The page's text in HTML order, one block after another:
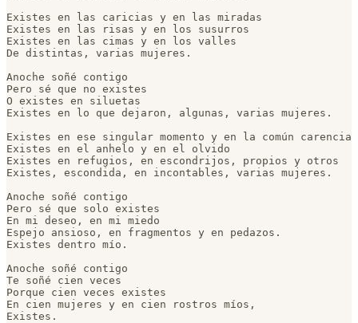
Existes en las caricias y en las miradas
Existes en las risas y en los susurros
Existes en las cimas y en los valles
De distintas, varias mujeres.
Anoche soñé contigo
Pero sé que no existes
O existes en siluetas
Existes en lo que dejaron, algunas, varias mujeres.
Existes en ese singular momento y en la común carencia
Existes en el anhelo y en el olvido
Existes en refugios, en escondrijos, propios y otros
Existes, escondida, en incontables, varias mujeres.
Anoche soñé contigo
Pero sé que solo existes
En mi deseo, en mi miedo
Espejo ansioso, en fragmentos y en pedazos.
Existes dentro mío.
Anoche soñé contigo
Te soñé cien veces
Porque cien veces existes
En cien mujeres y en cien rostros míos,
Existes.